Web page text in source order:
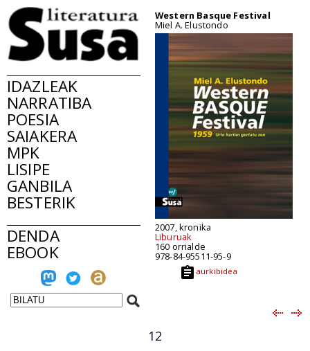
IDAZLEAK
NARRATIBA
POESIA
SAIAKERA
MPK
LISIPE
GANBILA
BESTERIK
DENDA
EBOOK
Western Basque Festival
Miel A. Elustondo
2007, kronika
Liburuak
160 orrialde
978-84-95511-95-9
aurkibidea
12